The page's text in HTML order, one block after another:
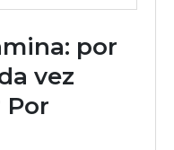
por
vez
Por